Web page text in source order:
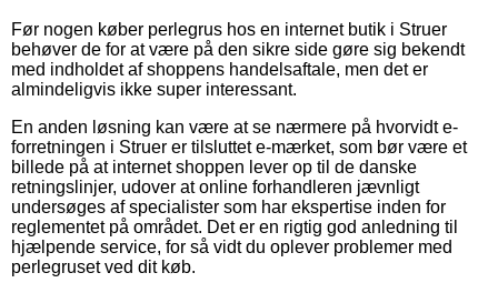
Før nogen køber perlegrus hos en internet butik i Struer
behøver de for at være på den sikre side gøre sig bekendt
med indholdet af shoppens handelsaftale, men det er
almindeligvis ikke super interessant.
En anden løsning kan være at se nærmere på hvorvidt e-
forretningen i Struer er tilsluttet e-mærket, som bør være et
billede på at internet shoppen lever op til de danske
retningslinjer, udover at online forhandleren jævnligt
undersøges af specialister som har ekspertise inden for
reglementet på området. Det er en rigtig god anledning til
hjælpende service, for så vidt du oplever problemer med
perlegruset ved dit køb.